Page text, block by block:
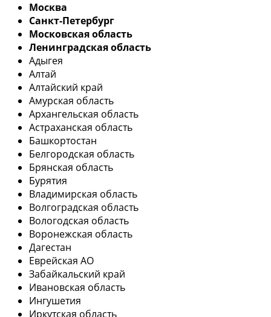
Москва
Санкт-Петербург
Московская область
Ленинградская область
Адыгея
Алтай
Алтайский край
Амурская область
Архангельская область
Астраханская область
Башкортостан
Белгородская область
Брянская область
Бурятия
Владимирская область
Волгоградская область
Вологодская область
Воронежская область
Дагестан
Еврейская АО
Забайкальский край
Ивановская область
Ингушетия
Иркутская область